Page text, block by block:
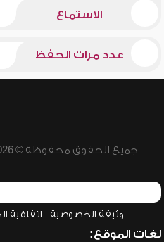
الاستماع
عدد مرات الحفظ
جميع الحقوق محفوظة © 2026 - 1998 لشبكة إسلام ويب
وثيقة الخصوصية اتفاقية
لغات الموقع: